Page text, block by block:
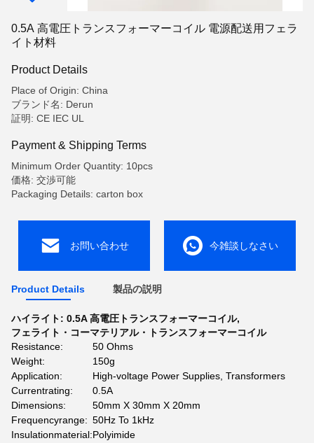
0.5A 高電圧トランスフォーマーコイル 電源配送用フェラ
イト材料
Product Details
Place of Origin: China
ブランド名: Derun
証明: CE IEC UL
Payment & Shipping Terms
Minimum Order Quantity: 10pcs
価格: 交渉可能
Packaging Details: carton box
お問い合わせ 今雑談しなさい
Product Details 製品の説明
ハイライト: 0.5A 高電圧トランスフォーマーコイル,
フェライト・コーマテリアル・トランスフォーマーコイル
Resistance:
50 Ohms
Weight:
150g
Application:
High-voltage Power Supplies, Transformers
Currentrating:
0.5A
Dimensions:
50mm X 30mm X 20mm
Frequencyrange: 50Hz To 1kHz
Insulationmaterial:Polyimide